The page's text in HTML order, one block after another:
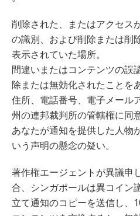
削除された、またはアクセス
の識別、および削除または削
表示されていた場所。
間違いまたはコンテンツの誤
除または無効化されたことを
住所、電話番号、電子メール
州の連邦裁判所の管轄権に同
あなたが通知を提供した人物
いう声明の懸念の疑い。
著作権エージェントが異議申
合、シンガポールは異コイン
立て通知のコピーを送信し、